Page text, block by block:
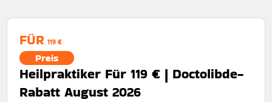
FÜR 119 €
Preis
Heilpraktiker Für 119 € | Doctolibde-
Rabatt August 2026